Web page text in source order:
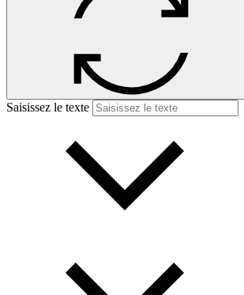
Saisissez le texte